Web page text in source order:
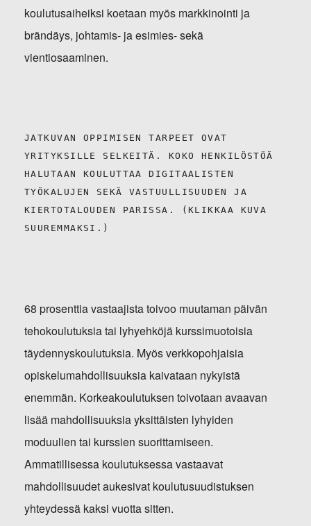
koulutusaiheiksi koetaan myös markkinointi ja
brändäys, johtamis- ja esimies- sekä
vientiosaaminen.
JATKUVAN OPPIMISEN TARPEET OVAT
YRITYKSILLE SELKEITÄ. KOKO HENKILÖSTÖÄ
HALUTAAN KOULUTTAA DIGITAALISTEN
TYÖKALUJEN SEKÄ VASTUULLISUUDEN JA
KIERTOTALOUDEN PARISSA. (KLIKKAA KUVA
SUUREMMAKSI.)
68 prosenttia vastaajista toivoo muutaman päivän
tehokoulutuksia tai lyhyehköjä kurssimuotoisia
täydennyskoulutuksia. Myös verkkopohjaisia
opiskelumahdollisuuksia kaivataan nykyistä
enemmän. Korkeakoulutuksen toivotaan avaavan
lisää mahdollisuuksia yksittäisten lyhyiden
moduulien tai kurssien suorittamiseen.
Ammatillisessa koulutuksessa vastaavat
mahdollisuudet aukesivat koulutusuudistuksen
yhteydessä kaksi vuotta sitten.